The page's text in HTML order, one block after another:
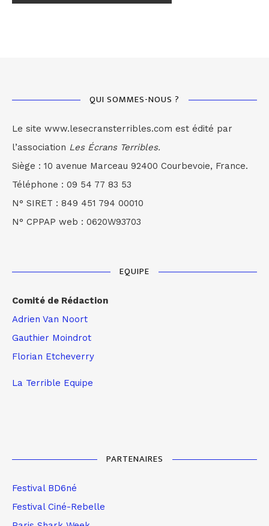
QUI SOMMES-NOUS ?
Le site www.lesecransterribles.com est édité par
l’association Les Écrans Terribles.
Siège : 10 avenue Marceau 92400 Courbevoie, France.
Téléphone : 09 54 77 83 53
N° SIRET : 849 451 794 00010
N° CPPAP web : 0620W93703
EQUIPE
Comité de Rédaction
Adrien Van Noort
Gauthier Moindrot
Florian Etcheverry
La Terrible Equipe
PARTENAIRES
Festival BD6né
Festival Ciné-Rebelle